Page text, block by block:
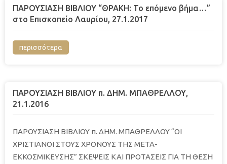
ΠΑΡΟΥΣΙΑΣΗ ΒΙΒΛΙΟΥ “ΘΡΑΚΗ: Το επόμενο βήμα…”
στο Επισκοπείο Λαυρίου, 27.1.2017
περισσότερα
ΠΑΡΟΥΣΙΑΣΗ ΒΙΒΛΙΟΥ π. ΔΗΜ. ΜΠΑΘΡΕΛΛΟΥ,
21.1.2016
ΠΑΡΟΥΣΙΑΣΗ ΒΙΒΛΙΟΥ π. ΔΗΜ. ΜΠΑΘΡΕΛΛΟΥ “ΟΙ
ΧΡΙΣΤΙΑΝΟΙ ΣΤΟΥΣ ΧΡΟΝΟΥΣ ΤΗΣ ΜΕΤΑ-
ΕΚΚΟΣΜΙΚΕΥΣΗΣ” ΣΚΕΨΕΙΣ ΚΑΙ ΠΡΟΤΑΣΕΙΣ ΓΙΑ ΤΗ ΘΕΣΗ